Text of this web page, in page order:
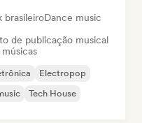
brasileiroDance music
de publicação musical
Electropop
Tech House